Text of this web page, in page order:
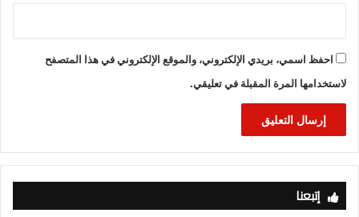
احفظ اسمي، بريدي الإلكتروني، والموقع الإلكتروني في هذا المتصفح
لاستخدامها المرة المقبلة في تعليقي.
إتبعنا